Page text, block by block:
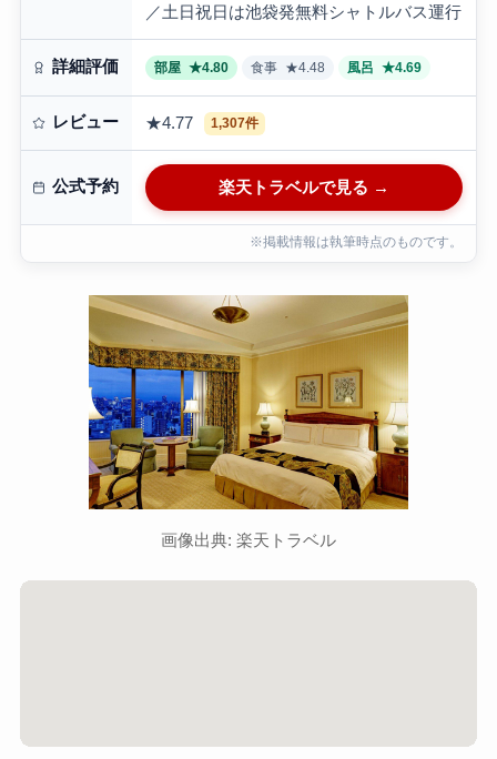
／土日祝日は池袋発無料シャトルバス運行
詳細評価 部屋 ★4.80 食事 ★4.48 風呂 ★4.69
レビュー ★4.77 1,307件
公式予約 楽天トラベルで見る →
※掲載情報は執筆時点のものです。
画像出典: 楽天トラベル